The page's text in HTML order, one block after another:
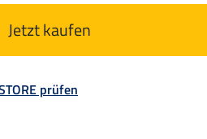
Jetzt kaufen
prüfen